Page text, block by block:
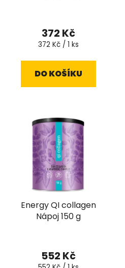
372 Kč
Měrná
372 Kč / 1 ks
DO KOŠÍKU
Energy QI collagen
Nápoj 150 g
552 Kč